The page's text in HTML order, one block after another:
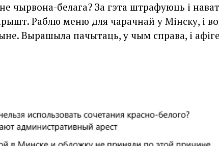
чырвона-белага? За гэта штрафуюць і нават
Раблю меню для чарачнай у Мінску, і
Вырашыла пачытаць, у чым справа, і